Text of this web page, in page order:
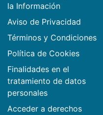
la Información
Aviso de Privacidad
Términos y Condiciones
Política de Cookies
Finalidades en el
tratamiento de datos
personales
Acceder a derechos